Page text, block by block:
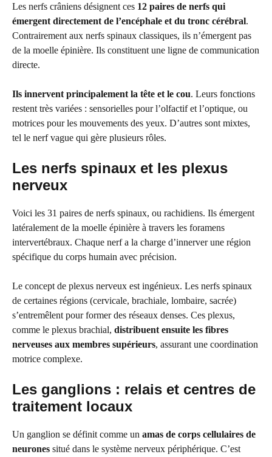
Les nerfs crâniens désignent ces 12 paires de nerfs qui
émergent directement de l’encéphale et du tronc cérébral.
Contrairement aux nerfs spinaux classiques, ils n’émergent pas
de la moelle épinière. Ils constituent une ligne de communication
directe.
Ils innervent principalement la tête et le cou. Leurs fonctions
restent très variées : sensorielles pour l’olfactif et l’optique, ou
motrices pour les mouvements des yeux. D’autres sont mixtes,
tel le nerf vague qui gère plusieurs rôles.
Les nerfs spinaux et les plexus
nerveux
Voici les 31 paires de nerfs spinaux, ou rachidiens. Ils émergent
latéralement de la moelle épinière à travers les foramens
intervertébraux. Chaque nerf a la charge d’innerver une région
spécifique du corps humain avec précision.
Le concept de plexus nerveux est ingénieux. Les nerfs spinaux
de certaines régions (cervicale, brachiale, lombaire, sacrée)
s’entremêlent pour former des réseaux denses. Ces plexus,
comme le plexus brachial, distribuent ensuite les fibres
nerveuses aux membres supérieurs, assurant une coordination
motrice complexe.
Les ganglions : relais et centres de
traitement locaux
Un ganglion se définit comme un amas de corps cellulaires de
neurones situé dans le système nerveux périphérique. C’est